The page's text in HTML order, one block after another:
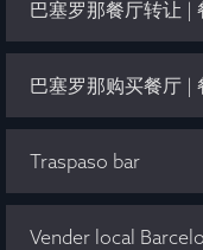
Traspaso bar
Vender local